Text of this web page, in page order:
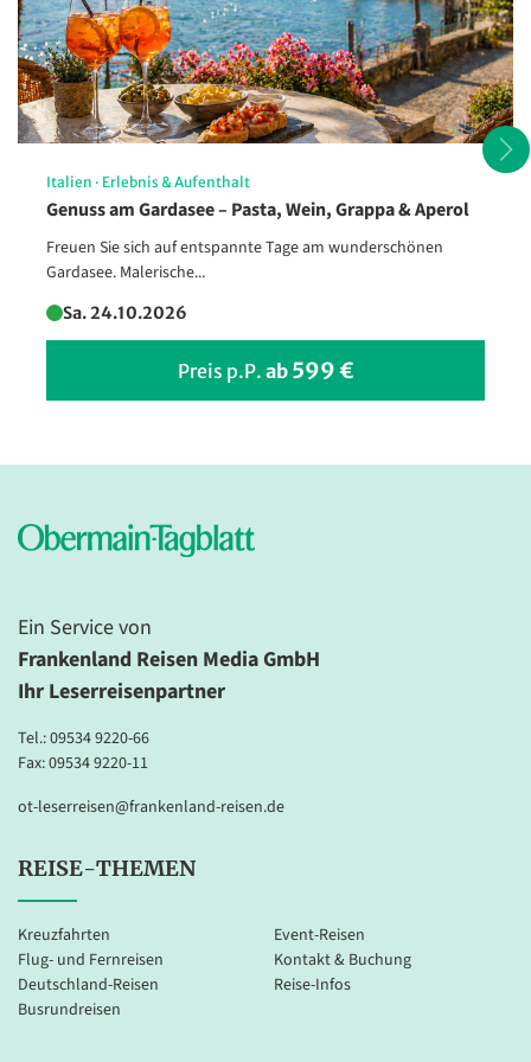
Traubenfest Meran - Festumzug
Italien · Erlebnis & Aufenthalt
Genuss am Gardasee – Pasta, Wein, Grappa & Aperol
Freuen Sie sich auf entspannte Tage am wunderschönen
Gardasee. Malerische...
Sa. 24.10.2026
Preis p.P. ab 599 €
Ein Service von
Frankenland Reisen Media GmbH
Ihr Leserreisenpartner
Tel.:09534 9220-66
Fax: 09534 9220-11
ot-leserreisen@frankenland-reisen.de
REISE-THEMEN
Kreuzfahrten
Flug- und Fernreisen
Deutschland-Reisen
Busrundreisen
Event-Reisen
Kontakt & Buchung
Reise-Infos